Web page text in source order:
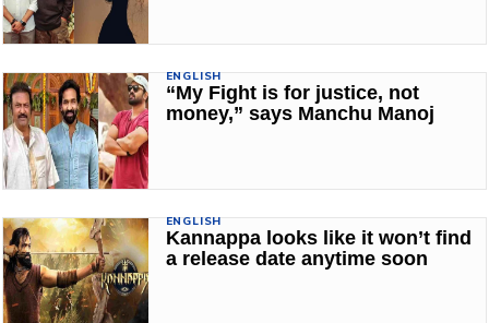
ENGLISH
“My Fight is for justice, not
money,” says Manchu Manoj
ENGLISH
Kannappa looks like it won’t find
a release date anytime soon